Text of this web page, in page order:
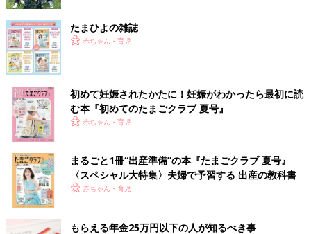
たまひよの雑誌
赤ちゃん・育児
初めて妊娠されたかたに！妊娠がわかったら最初に読
む本『初めてのたまごクラブ 夏号』
赤ちゃん・育児
まるごと1冊“出産準備”の本『たまごクラブ 夏号』
〈スペシャル大特集〉夫婦で予習する 出産の教科書
赤ちゃん・育児
もらえる年金25万円以下の人が知るべき事